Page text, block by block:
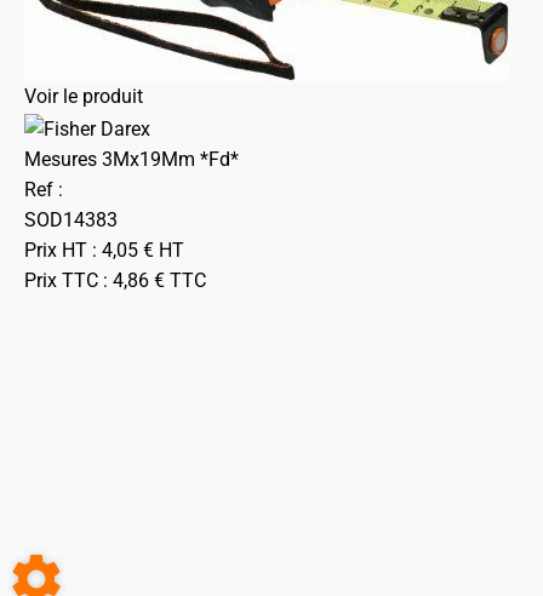
Voir le produit
Mesures 3Mx19Mm *Fd*
Ref :
SOD14383
Prix HT : 4,05 € HT
Prix TTC : 4,86 € TTC